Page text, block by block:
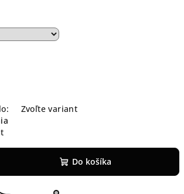
Zvoľte variant
Do košíka